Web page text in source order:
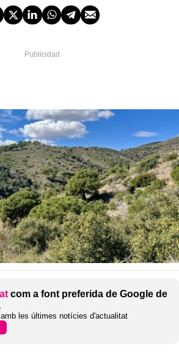
com a font preferida de Google de
les últimes notícies d'actualitat